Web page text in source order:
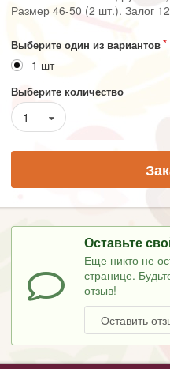
Размер 46-50 (2 шт.). Залог
Выберите один из вариантов
1 шт
Выберите количество
1
Оставьте
Еще никто не
странице.
отзыв!
Оставить